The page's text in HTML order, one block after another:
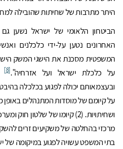
היתר מתרבות של שחיתות שהובילה
הביטחון הלאומי של ישראל נשען
האחרונים נטען על-ידי כלכלנים
המשפטית מסכנת את הישגי המשק
על כלכלת ישראל ועל אזרחיה".[8]
על קיומם של מוסדות המתנהלים באופן
ושחיתויות. (2) קיומו של
בתי המשפט עשויה לפגוע במיקומה של